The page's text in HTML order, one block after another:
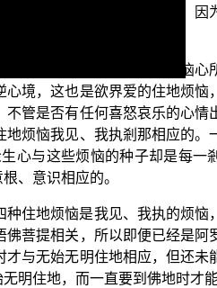
应的，从来都没有间断过。因
执。
，因而相应了随起的贪烦恼心
境，这也是欲界爱的住地烦恼
管是否有任何喜怒哀乐的心情
烦恼我见、我执剎那相应的。
心与这些烦恼的种子却是每一
、意识相应的。
住地烦恼是我见、我执的烦恼
菩提相关，所以即便已经是阿
与无始无明住地相应，但还未
明住地，而一直要到佛地时才能